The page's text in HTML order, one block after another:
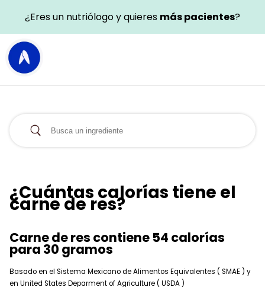
¿Eres un nutriólogo y quieres más pacientes?
¿Cuántas calorías tiene el
carne de res?
Carne de res contiene 54 calorías
para 30 gramos
Basado en el Sistema Mexicano de Alimentos Equivalentes ( SMAE ) y
en United States Deparment of Agriculture ( USDA )